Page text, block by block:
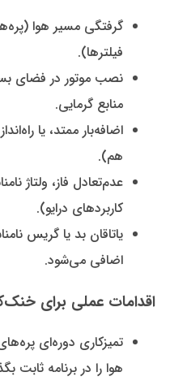
گرفتگی مسیر هوا
فیلترها).
نصب موتور در فضای
منابع گرمایی.
اضافه‌بار ممتد، یا
هم).
عدم‌تعادل فاز، ولتاژ
کاربردهای درایو).
یاتاقان بد یا گریس
اضافی می‌شود.
اقدامات عملی برای
تمیزکاری دوره‌ای
هوا را در برنامه ثابت